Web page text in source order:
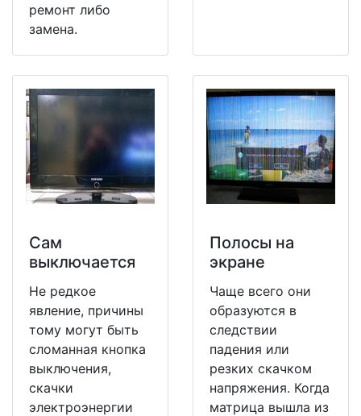
ремонт либо
замена.
Сам
выключается
Не редкое
явление, причины
тому могут быть
сломанная кнопка
выключения,
скачки
электроэнергии
Полосы на
экране
Чаще всего они
образуются в
следствии
падения или
резких скачком
напряжения. Когда
матрица вышла из